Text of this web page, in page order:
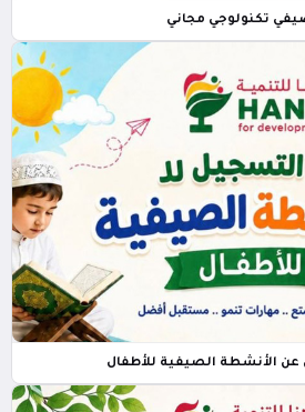
تكنولوجي مجاني
عن الأنشطة الصيفية للأطفال